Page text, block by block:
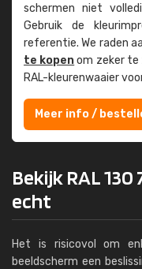
schermen niet
Gebruik de
referentie. We raden
te kopenom zeker te
RAL-kleuren­waaier
Meer info /
Bekijk RAL
echt
Het is risicovol om
beeldscherm een